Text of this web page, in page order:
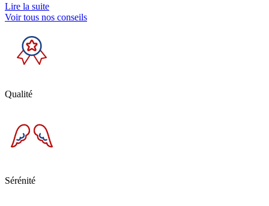
Lire la suite
Voir tous nos conseils
Qualité
Sérénité